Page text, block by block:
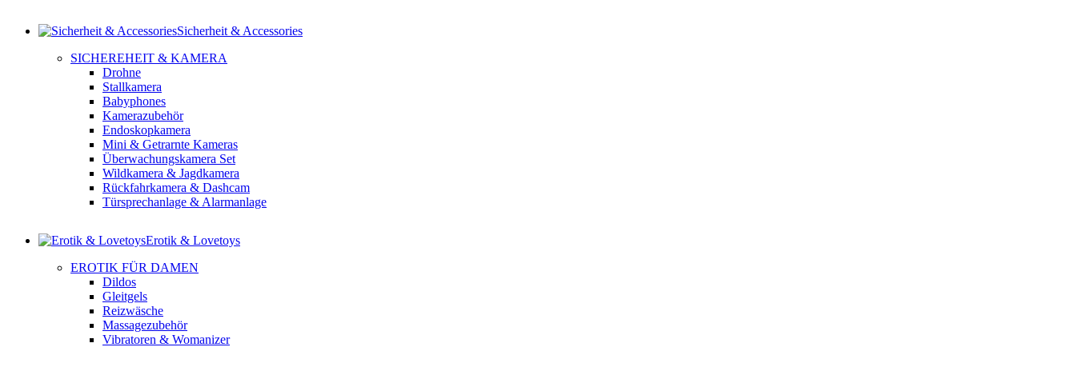
Sicherheit & Accessories
SICHEREHEIT & KAMERA
Drohne
Stallkamera
Babyphones
Kamerazubehör
Endoskopkamera
Mini & Getrarnte Kameras
Überwachungskamera Set
Wildkamera & Jagdkamera
Rückfahrkamera & Dashcam
Türsprechanlage & Alarmanlage
Erotik & Lovetoys
EROTIK FÜR DAMEN
Dildos
Gleitgels
Reizwäsche
Massagezubehör
Vibratoren & Womanizer